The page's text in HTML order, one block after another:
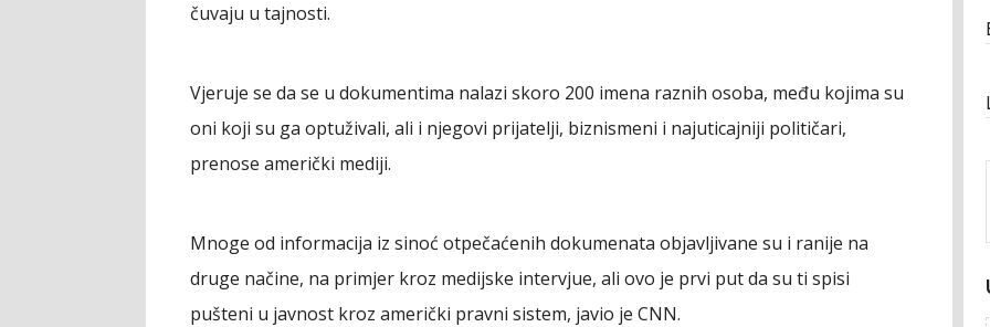
čuvaju u tajnosti.
Vjeruje se da se u dokumentima nalazi skoro 200 imena raznih osoba, među kojima su
oni koji su ga optuživali, ali i njegovi prijatelji, biznismeni i najuticajniji političari,
prenose američki mediji.
Mnoge od informacija iz sinoć otpečaćenih dokumenata objavljivane su i ranije na
druge načine, na primjer kroz medijske intervjue, ali ovo je prvi put da su ti spisi
pušteni u javnost kroz američki pravni sistem, javio je CNN.